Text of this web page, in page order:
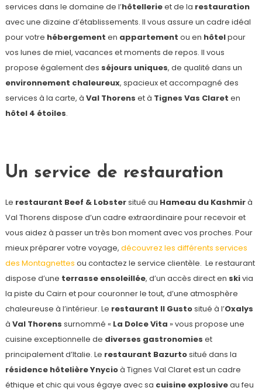
services dans le domaine de l’hôtellerieet de la restauration
avec une dizaine d’établissements. Il vous assure un cadre idéal
pour votre hébergement en appartement ou en hôtelpour
vos lunes de miel, vacances et moments de repos. Il vous
propose également des séjours uniques, de qualité dans un
environnement chaleureux, spacieux et accompagné des
services à la carte, à Val Thorens et à Tignes Vas Claret en
hôtel 4 étoiles.
Un service de restauration
Le restaurant Beef & Lobstersitué au Hameau du Kashmirà
Val Thorens dispose d’un cadre extraordinaire pour recevoir et
vous aidez à passer un très bon moment avec vos proches. Pour
mieux préparer votre voyage, découvrez les différents services
des Montagnettes ou contactez le service clientèle. Le restaurant
dispose d’une terrasse ensoleillée, d’un accès direct en skivia
la piste du Cairn et pour couronner le tout, d’une atmosphère
chaleureuse à l’intérieur. Le restaurant II Gustositué à l’Oxalys
à Val Thorens surnommé « La Dolce Vita » vous propose une
cuisine exceptionnelle de diverses gastronomies et
principalement d’Italie. Le restaurant Bazurtositué dans la
résidence hôtelière Ynycioà Tignes Val Claret est un cadre
éthique et chic qui vous égaye avec sa cuisine explosiveau feu